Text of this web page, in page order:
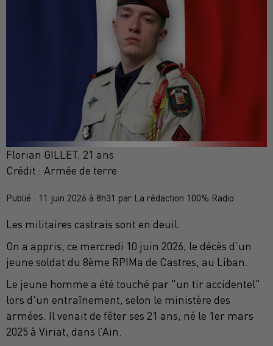
Florian GILLET, 21 ans
Crédit : Armée de terre
Publié : 11 juin 2026 à 8h31 par La rédaction 100% Radio
Les militaires castrais sont en deuil.
On a appris, ce mercredi 10 juin 2026, le décès d’un
jeune soldat du 8ème RPIMa de Castres, au Liban.
Le jeune homme a été touché par "un tir accidentel"
lors d'un entraînement, selon le ministère des
armées. Il venait de fêter ses 21 ans, né le 1er mars
2025 à Viriat, dans l’Ain.